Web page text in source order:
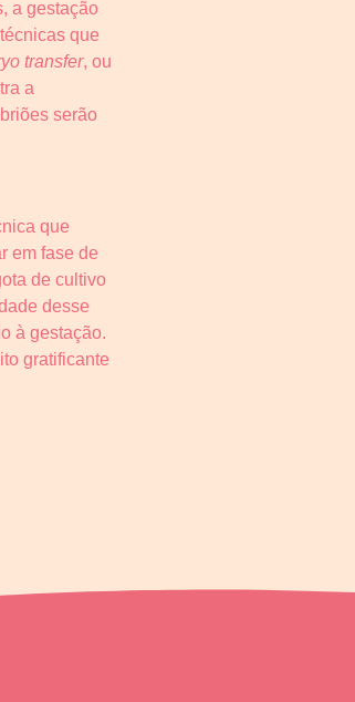
a gestação
que
transfer, ou
a
serão
que
em fase de
de cultivo
desse
à gestação.
gratificante